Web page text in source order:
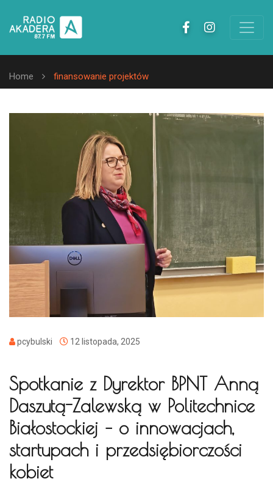
Home finansowanie projektów
pcybulski 12 listopada, 2025
Spotkanie z Dyrektor BPNT Anną
Daszutą-Zalewską w Politechnice
Białostockiej – o innowacjach,
startupach i przedsiębiorczości
kobiet